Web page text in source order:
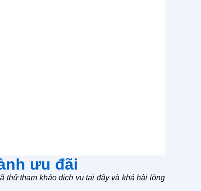
ưu đãi
thử tham khảo dịch vụ tại đây và khá hài lòng